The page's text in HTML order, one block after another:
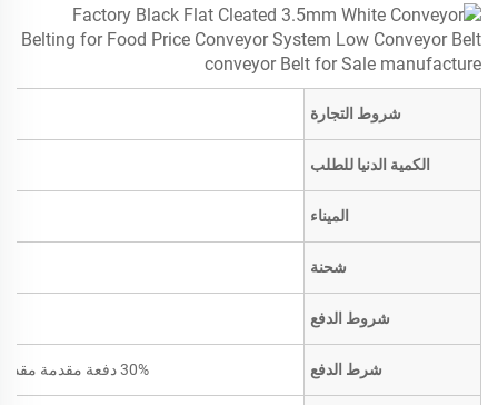
شروط التجارة
الكمية الدنيا للطلب
الميناء
شحنة
شروط الدفع
شرط الدفع 30% دفعة مقدمة مقدماً؛ الرصيد مقابل نسخة من بوليصة الشحن